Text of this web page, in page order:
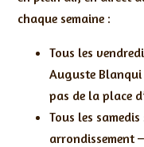
chaque semaine :
Tous les
Auguste Blanqui
pas de la place
Tous les
arrondissement